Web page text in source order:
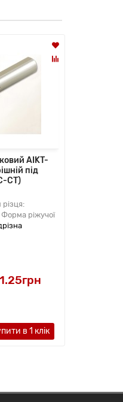
AIKT-
під
CT)
Форма ріжучої
в 1 клiк